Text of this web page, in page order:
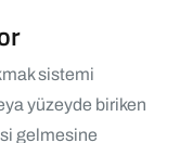
sistemi
yüzeyde biriken
gelmesine